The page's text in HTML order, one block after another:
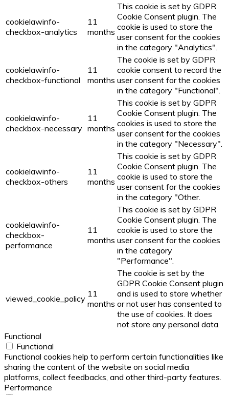
cookielawinfo-
checkbox-analytics
11
months
This cookie is set by GDPR
Cookie Consent plugin. The
cookie is used to store the
user consent for the cookies
in the category "Analytics".
cookielawinfo-
checkbox-functional
11
months
The cookie is set by GDPR
cookie consent to record the
user consent for the cookies
in the category "Functional".
cookielawinfo-
checkbox-necessary
11
months
This cookie is set by GDPR
Cookie Consent plugin. The
cookies is used to store the
user consent for the cookies
in the category "Necessary".
cookielawinfo-
checkbox-others
11
months
This cookie is set by GDPR
Cookie Consent plugin. The
cookie is used to store the
user consent for the cookies
in the category "Other.
cookielawinfo-
checkbox-
performance
11
months
This cookie is set by GDPR
Cookie Consent plugin. The
cookie is used to store the
user consent for the cookies
in the category
"Performance".
viewed_cookie_policy 11
months
The cookie is set by the
GDPR Cookie Consent plugin
and is used to store whether
or not user has consented to
the use of cookies. It does
not store any personal data.
Functional
Functional
Functional cookies help to perform certain functionalities like
sharing the content of the website on social media
platforms, collect feedbacks, and other third-party features.
Performance